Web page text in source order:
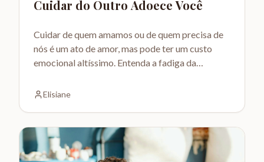
Cuidar do Outro Adoece Você
Cuidar de quem amamos ou de quem precisa de
nós é um ato de amor, mas pode ter um custo
emocional altíssimo. Entenda a fadiga da
Elisiane